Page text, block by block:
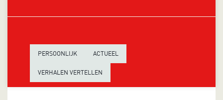
PERSOONLIJK ACTUEEL
VERHALEN VERTELLEN